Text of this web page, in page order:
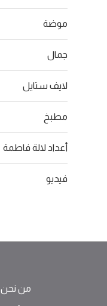
موضة
جمال
لايف ستايل
مطبخ
أعداد لالة فاطمة
فيديو
من نحن